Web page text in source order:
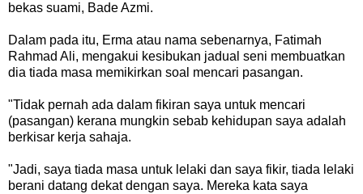
bekas suami, Bade Azmi.
Dalam pada itu, Erma atau nama sebenarnya, Fatimah
Rahmad Ali, mengakui kesibukan jadual seni membuatkan
dia tiada masa memikirkan soal mencari pasangan.
"Tidak pernah ada dalam fikiran saya untuk mencari
(pasangan) kerana mungkin sebab kehidupan saya adalah
berkisar kerja sahaja.
"Jadi, saya tiada masa untuk lelaki dan saya fikir, tiada lelaki
berani datang dekat dengan saya. Mereka kata saya